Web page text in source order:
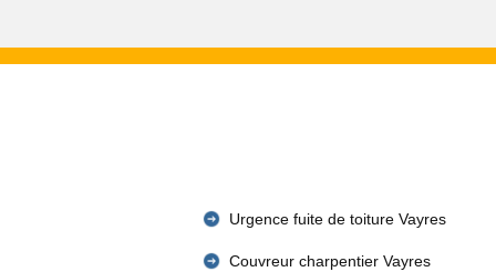
Urgence fuite de toiture Vayres
Couvreur charpentier Vayres